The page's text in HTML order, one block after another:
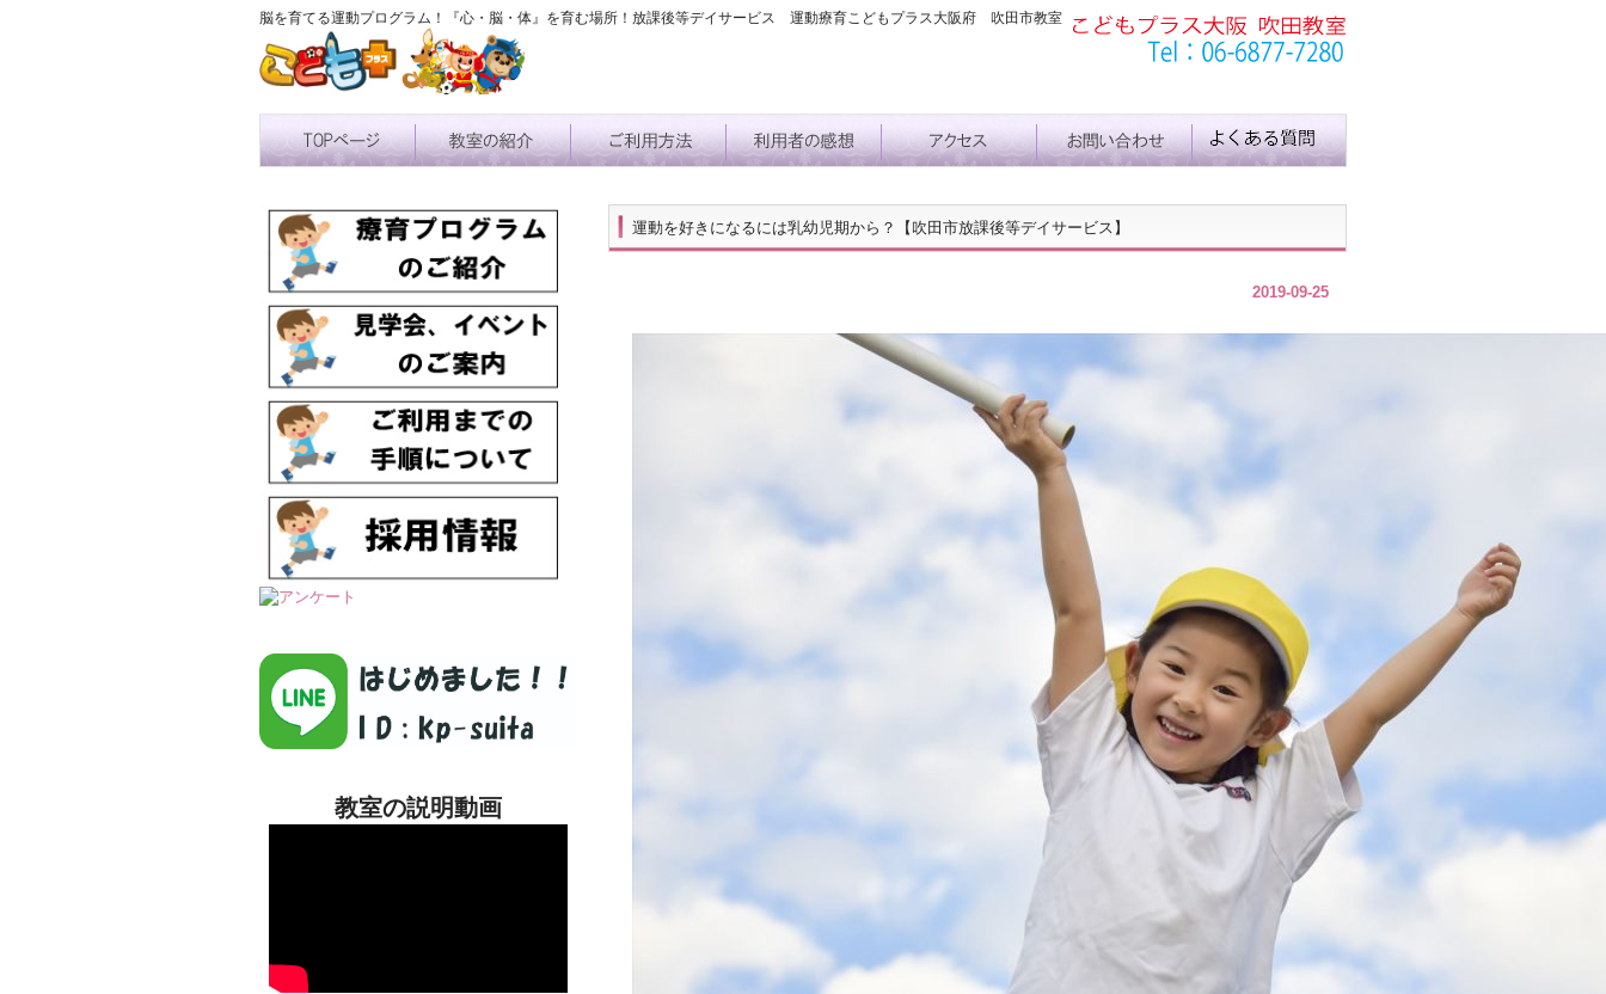
脳を育てる運動プログラム！『心・脳・体』を育む場所！放課後等デイサービス 運動療育こどもプラス大阪府 吹田市教室
運動を好きになるには乳幼児期から？【吹田市放課後等デイサービス】
2019-09-25
教室の説明動画